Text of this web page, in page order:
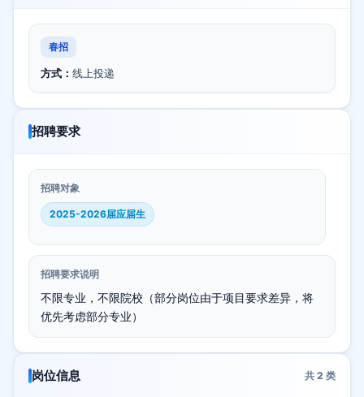
春招
方式： 线上投递
招聘要求
招聘对象
2025-2026届应届生
招聘要求说明
不限专业，不限院校（部分岗位由于项目要求差异，将
优先考虑部分专业）
岗位信息 共 2 类